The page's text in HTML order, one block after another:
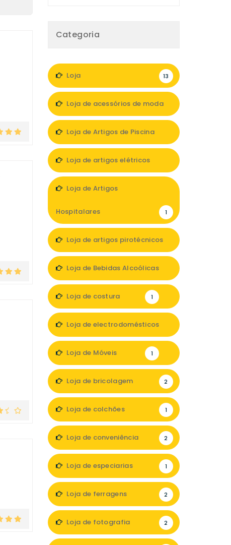
Categoria
Loja 13
Loja de acessórios de moda
Loja de Artigos de Piscina
Loja de artigos elétricos
Loja de Artigos
Hospitalares 1
Loja de artigos pirotécnicos
Loja de Bebidas Alcoólicas
Loja de costura 1
Loja de electrodomésticos
Loja de Móveis 1
Loja de bricolagem 2
Loja de colchões 1
Loja de conveniência 2
Loja de especiarias 1
Loja de ferragens 2
Loja de fotografia 2